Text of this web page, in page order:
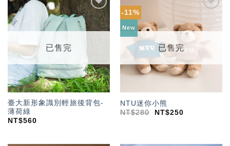
加入
「願
望輕
已售完
臺大新形象識別輕旅後背包-
薄荷綠
NT$560
-11%
New
望輕
已售完
NTU迷你小熊
NT$280 NT$250